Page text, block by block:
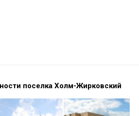
поселка Холм-Жирковский